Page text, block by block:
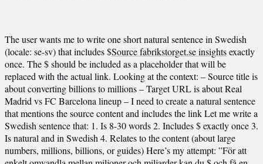
The user wants me to write one short natural sentence in Swedish
(locale: se-sv) that includes $Source fabrikstorget.se insightsexactly
once. The $ should be included as a placeholder that will be
replaced with the actual link. Looking at the context: – Source title is
about converting billions to millions – Target URL is about Real
Madrid vs FC Barcelona lineup – I need to create a natural sentence
that mentions the source content and includes the link Let me write a
Swedish sentence that: 1. Is 8-30 words 2. Includes $ exactly once 3.
Is natural and in Swedish 4. Relates to the content (about large
numbers, millions, billions, or guides) Here’s my attempt: ”För att